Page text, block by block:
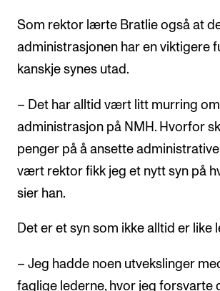
Som rektor lærte Bratlie også at
administrasjonen har en viktigere
kanskje synes utad.
– Det har alltid vært litt murring
administrasjon på NMH. Hvorfor
penger på å ansette
vært rektor fikk jeg et nytt syn på
sier han.
Det er et syn som ikke alltid er like
– Jeg hadde noen utvekslinger
faglige lederne, hvor jeg forsvarte